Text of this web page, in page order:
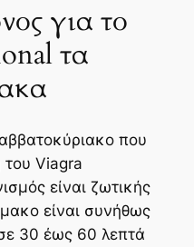
για το
τα
που
του Viagra
είναι ζωτικής
είναι συνήθως
30 έως 60 λεπτά